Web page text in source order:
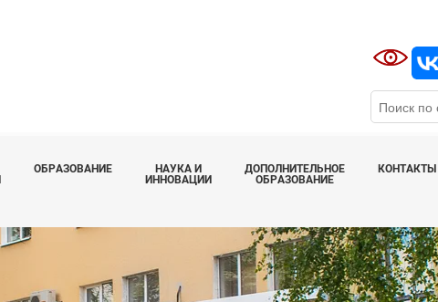
ОБРАЗОВАНИЕ
НАУКА И
ИННОВАЦИИ
ДОПОЛНИТЕЛЬНОЕ
ОБРАЗОВАНИЕ
КОНТАКТЫ